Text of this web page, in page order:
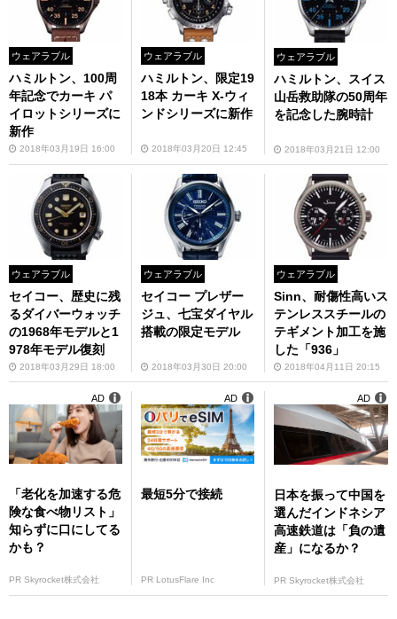
ウェアラブル
ハミルトン、100周
年記念でカーキ パ
イロットシリーズに
新作
2018年03月19日 16:00
ウェアラブル
ハミルトン、限定19
18本 カーキ X-ウィ
ンドシリーズに新作
2018年03月20日 12:45
ウェアラブル
ハミルトン、スイス
山岳救助隊の50周年
を記念した腕時計
2018年03月21日 12:00
ウェアラブル
セイコー、歴史に残
るダイバーウォッチ
の1968年モデルと1
978年モデル復刻
2018年03月29日 18:00
ウェアラブル
セイコー プレザー
ジュ、七宝ダイヤル
搭載の限定モデル
2018年03月30日 20:00
ウェアラブル
Sinn、耐傷性高いス
テンレススチールの
テギメント加工を施
した「936」
2018年04月11日 20:15
「老化を加速する危
険な食べ物リスト」
知らずに口にしてる
かも？
PR Skyrocket株式会社
AD
最短5分で接続
PR LotusFlare Inc
AD
日本を振って中国を
選んだインドネシア
高速鉄道は「負の遺
産」になるか？
PR Skyrocket株式会社
AD